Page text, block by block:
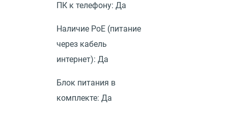
ПК к телефону: Да
Наличие PoE (питание
через кабель
интернет): Да
Блок питания в
комплекте: Да